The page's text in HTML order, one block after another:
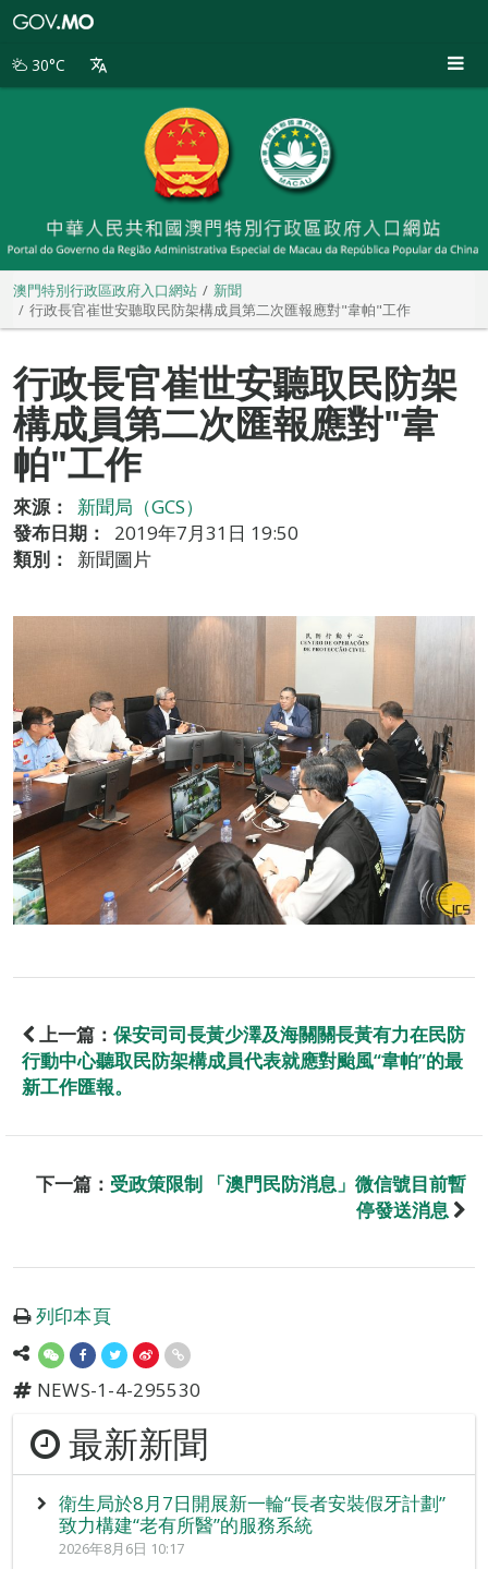
別
30°C
澳門特別行政區政府入口網站
新聞
行政長官崔世安聽取民防架構成員第二次匯報應對"韋帕"工作
行政長官崔世安聽取民防架
構成員第二次匯報應對"韋
帕"工作
來源：
新聞局（GCS）
發布日期：
2019年7月31日 19:50
類別：
新聞圖片
上一篇： 保安司司長黃少澤及海關關長黃有力在民防
行動中心聽取民防架構成員代表就應對颱風“韋帕”的最
新工作匯報。
下一篇： 受政策限制 「澳門民防消息」微信號目前暫
停發送消息
列印本頁
NEWS-1-4-295530
最新新聞
衛生局於8月7日開展新一輪“長者安裝假牙計劃”
致力構建“老有所醫”的服務系統
2026年8月6日 10:17